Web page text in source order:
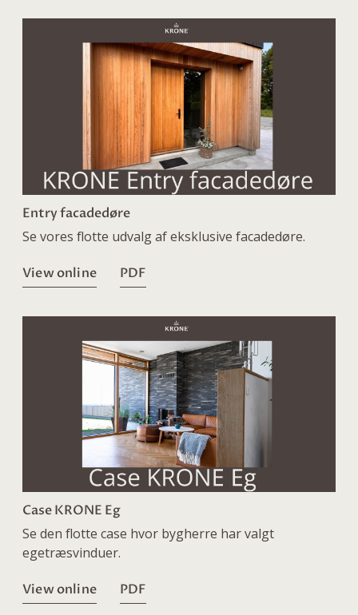
Entry facadedøre
Se vores flotte udvalg af eksklusive facadedøre.
View online PDF
Case KRONE Eg
Se den flotte case hvor bygherre har valgt
egetræsvinduer.
View online PDF